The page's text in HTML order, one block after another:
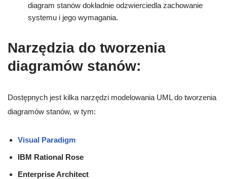
diagram stanów dokładnie odzwierciedla zachowanie
systemu i jego wymagania.
Narzędzia do tworzenia
diagramów stanów:
Dostępnych jest kilka narzędzi modelowania UML do tworzenia
diagramów stanów, w tym:
Visual Paradigm
IBM Rational Rose
Enterprise Architect